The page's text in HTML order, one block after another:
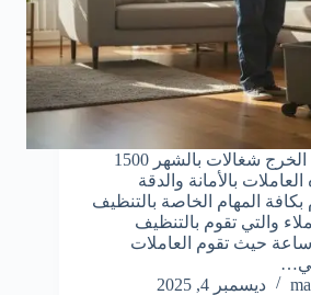
شغالات بالشهر 1500 الخرج شغالات بالشهر 1500
بالأمانة والدقة
بكافة المهام الخاصة بالتنظيف
والتي تقوم بالتنظيف
اليومي على مدار 24 ساعة حيث تقوم العاملات
ديسمبر 4, 2025